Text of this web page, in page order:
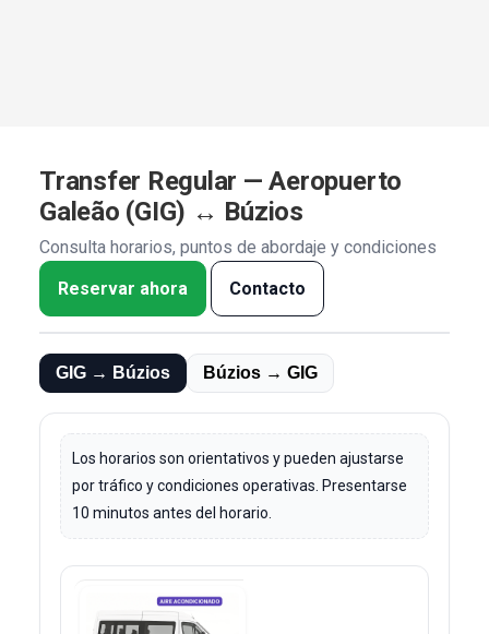
Transfer Regular — Aeropuerto
Galeão (GIG) ↔ Búzios
Consulta horarios, puntos de abordaje y condiciones
Reservar ahora
Contacto
GIG → Búzios Búzios → GIG
Los horarios son orientativos y pueden ajustarse
por tráfico y condiciones operativas. Presentarse
10 minutos antes del horario.